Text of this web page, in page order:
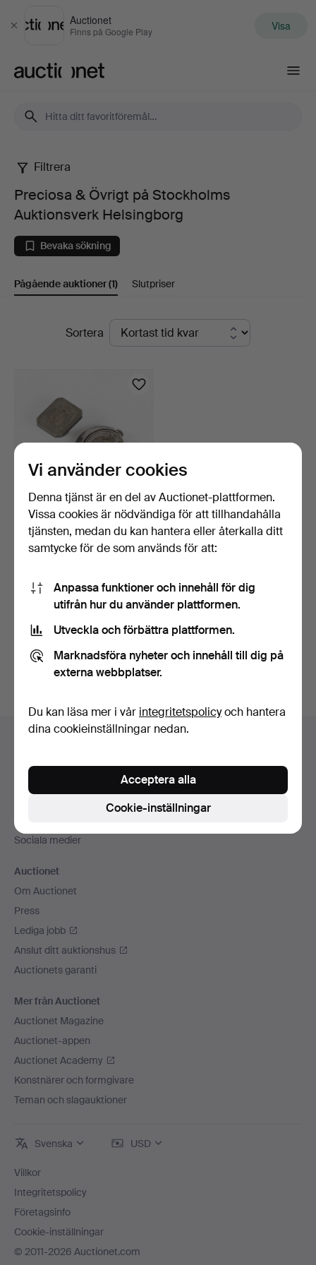
Stäng
Auctionet
Finns på Google Play Visa
Preciosa
Övrigt
på
Auktionsverk
Filtrera
Preciosa & Övrigt på Stockholms
Auktionsverk Helsingborg
Bevaka sökning
Pågående auktioner(1) Slutpriser
PågåendeSortera
SIGILL vändbart med
SIGILLAV, monogram PO …
9 dagar
38 USD
Du kan också söka ivårt arkiv med avslutade auktioner
Sidfotsnavigation
Sociala medier
Auctionet
Om Auctionet
Press
Lediga jobb
Anslut ditt auktionshus
Auctionets garanti
Mer från Auctionet
Auctionet Magazine
Auctionet-appen
Auctionet Academy
Konstnärer och formgivare
Teman och slagauktioner
Svenska USD
Villkor
Integritetspolicy
Företagsinfo
Cookie-inställningar
© 2011-2026 Auctionet.com
Vi använder cookies
Denna tjänst är en del av Auctionet-plattformen.
Vissa cookies är nödvändiga för att tillhandahålla
tjänsten, medan du kan hantera eller återkalla ditt
samtycke för de som används för att:
Anpassa funktioner och innehåll för dig
utifrån hur du använder plattformen.
Utveckla och förbättra plattformen.
Marknadsföra nyheter och innehåll till dig på
externa webbplatser.
Du kan läsa mer i vår integritetspolicyoch hantera
dina cookieinställningar nedan.
Cookie-inställningar
Acceptera alla